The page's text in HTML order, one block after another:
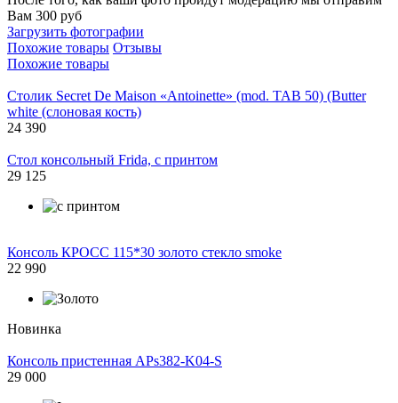
Вам 300 руб
Загрузить фотографии
Похожие товары Отзывы
Похожие товары
Столик Secret De Maison «Antoinette» (mod. TAB 50) (Butter
white (слоновая кость)
24 390
Стол консольный Frida, с принтом
29 125
Консоль КРОСС 115*30 золото стекло smoke
22 990
Новинка
Консоль пристенная APs382-K04-S
29 000